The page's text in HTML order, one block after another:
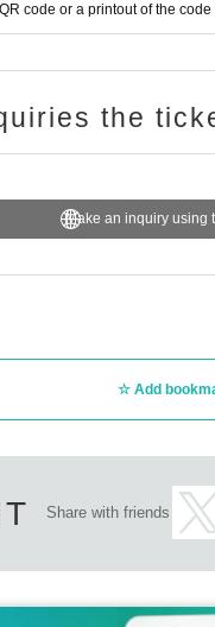
code or a printout of the
the
Make an inquiry using
Add
Share with friends